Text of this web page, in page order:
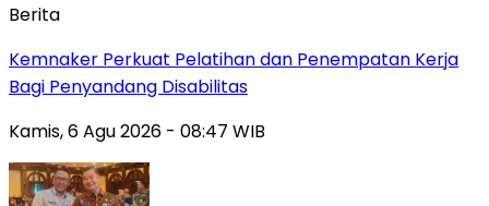
Berita
Kemnaker Perkuat Pelatihan dan Penempatan Kerja
Bagi Penyandang Disabilitas
Kamis, 6 Agu 2026 - 08:47 WIB